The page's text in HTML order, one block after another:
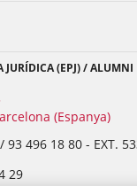
JURÍDICA (EPJ) / ALUMNI
(Espanya)
93 496 18 80 - EXT.
29